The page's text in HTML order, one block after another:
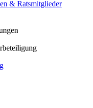
& Ratsmitglieder